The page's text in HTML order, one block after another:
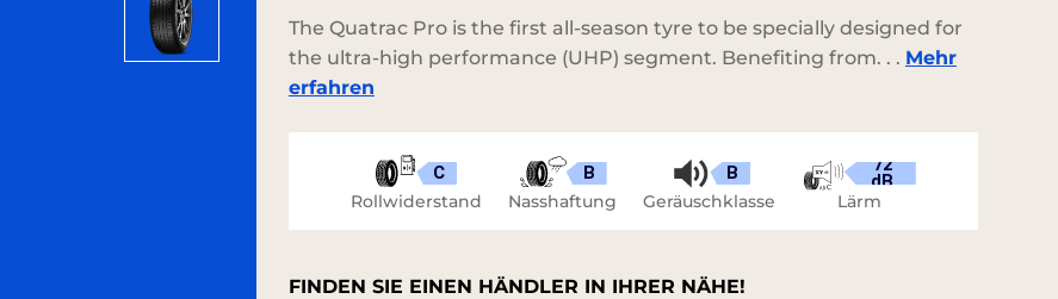
The Quatrac Pro is the first all-season tyre to be specially designed for
the ultra-high performance (UHP) segment. Benefiting from. . . Mehr
erfahren
C
Rollwiderstand
B
Nasshaftung
B
Geräuschklasse
72
dB
Lärm
FINDEN SIE EINEN HÄNDLER IN IHRER NÄHE!